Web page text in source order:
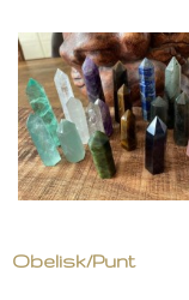
Obelisk/Punt